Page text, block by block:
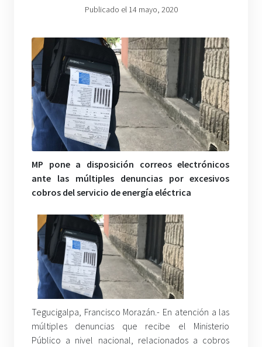
Publicado el 14 mayo, 2020
MP pone a disposición correos electrónicos
ante las múltiples denuncias por excesivos
cobros del servicio de energía eléctrica
Tegucigalpa, Francisco Morazán.- En atención a las
múltiples denuncias que recibe el Ministerio
Público a nivel nacional, relacionados a cobros